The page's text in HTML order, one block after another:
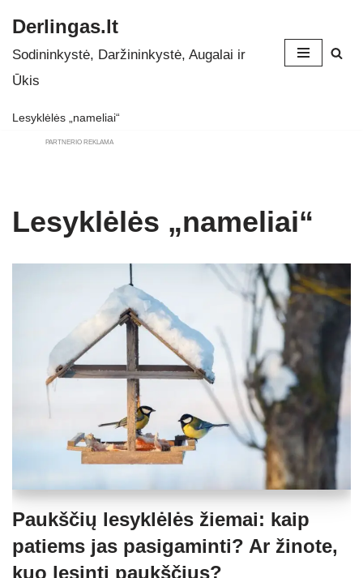
Skip
to
Derlingas.lt
Sodininkystė, Daržininkystė, Augalai ir
Ūkis
Lesyklėlės „nameliai“
PARTNERIO REKLAMA
Lesyklėlės „nameliai“
Paukščių lesyklėlės žiemai: kaip
patiems jas pasigaminti? Ar žinote,
kuo lesinti paukščius?